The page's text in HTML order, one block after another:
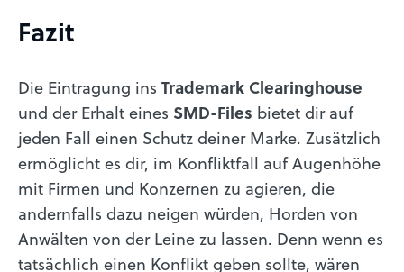
Fazit
Die Eintragung ins Trademark Clearinghouse
und der Erhalt eines SMD-Files bietet dir auf
jeden Fall einen Schutz deiner Marke. Zusätzlich
ermöglicht es dir, im Konfliktfall auf Augenhöhe
mit Firmen und Konzernen zu agieren, die
andernfalls dazu neigen würden, Horden von
Anwälten von der Leine zu lassen. Denn wenn es
tatsächlich einen Konflikt geben sollte, wären